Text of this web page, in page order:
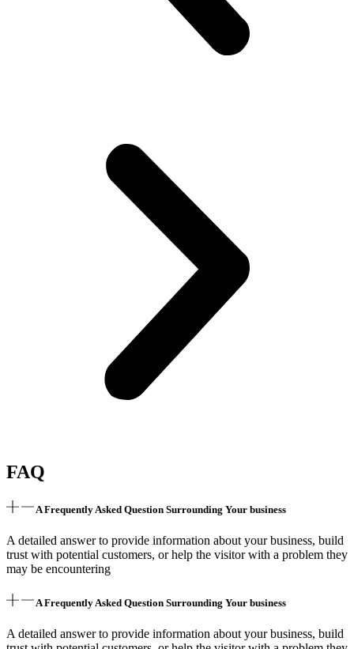
FAQ
A Frequently Asked Question Surrounding Your business
A detailed answer to provide information about your business, build
trust with potential customers, or help the visitor with a problem they
may be encountering
A Frequently Asked Question Surrounding Your business
A detailed answer to provide information about your business, build